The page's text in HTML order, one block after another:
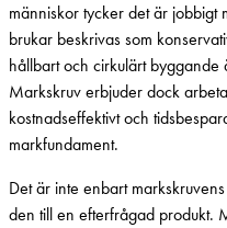
människor tycker det är jobbigt
brukar beskrivas som
hållbart och cirkulärt byggande
Markskruv erbjuder dock
kostnadseffektivt och
markfundament.
Det är inte enbart
den till en efterfrågad produkt.